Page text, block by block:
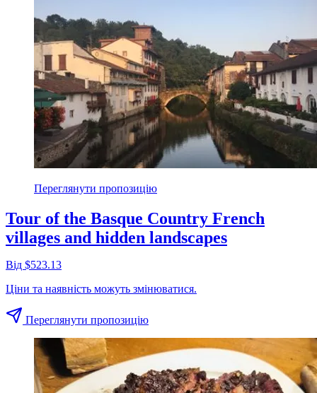
Переглянути пропозицію
Tour of the Basque Country French
villages and hidden landscapes
Від $523.13
Ціни та наявність можуть змінюватися.
Переглянути пропозицію